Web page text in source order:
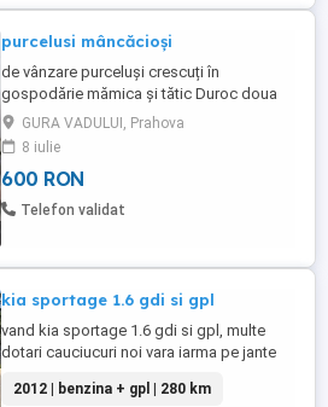
purcelusi mâncăcioși
de vânzare purceluși crescuți în
gospodărie mămica și tătic Duroc doua
fetițe și un băiețel se pot vedea în Sat
Fântânele judet Prahova
GURA VADULUI, Prahova
8 iulie
600 RON
Telefon validat
kia sportage 1.6 gdi si gpl
vand kia sportage 1.6 gdi si gpl, multe
dotari cauciucuri noi vara iarma pe jante
parcare, camera marsalier, follow me
2012 | benzina + gpl | 280 km